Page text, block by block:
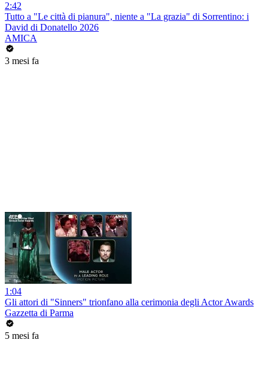
2:42
Tutto a "Le città di pianura", niente a "La grazia" di Sorrentino: i
David di Donatello 2026
AMICA
3 mesi fa
1:04
Gli attori di "Sinners" trionfano alla cerimonia degli Actor Awards
Gazzetta di Parma
5 mesi fa